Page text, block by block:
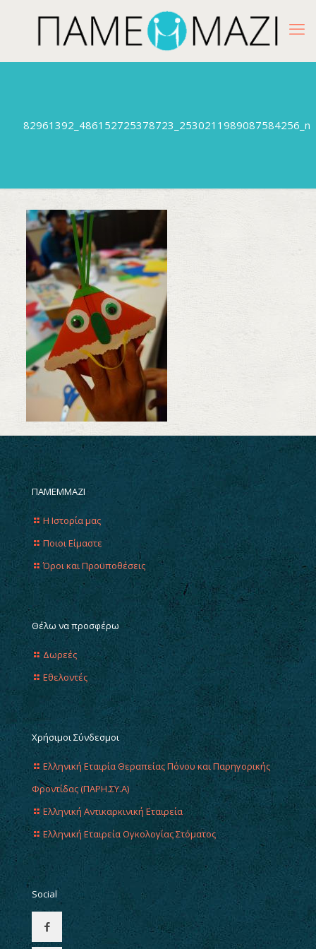
82961392_486152725378723_2530211989087584256_n
ΠΑΜΕΜΜΑΖΙ
Η Ιστορία μας
Ποιοι Είμαστε
Όροι και Προϋποθέσεις
Θέλω να προσφέρω
Δωρεές
Εθελοντές
Χρήσιμοι Σύνδεσμοι
Ελληνική Εταιρία Θεραπείας Πόνου και Παρηγορικής
Φροντίδας (ΠΑΡΗ.ΣΥ.Α)
Ελληνική Αντικαρκινική Εταιρεία
Ελληνική Εταιρεία Ογκολογίας Στόματος
Social